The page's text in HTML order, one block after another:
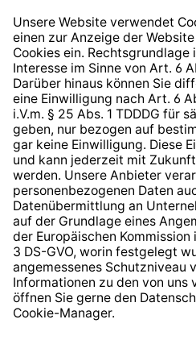
* Alle Preise inkl. gesetzl.